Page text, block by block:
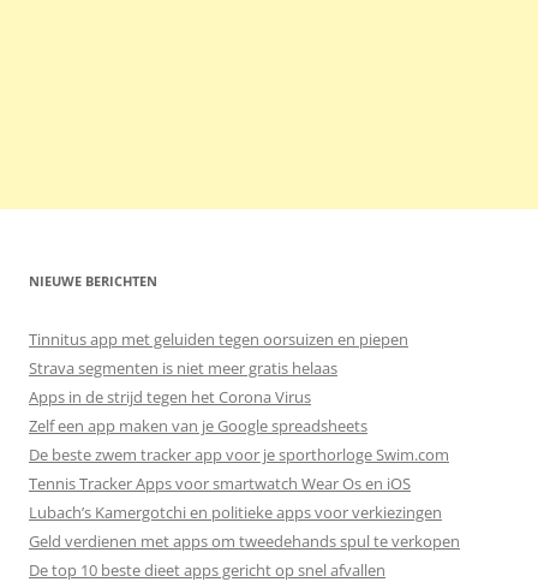
NIEUWE BERICHTEN
Tinnitus app met geluiden tegen oorsuizen en piepen
Strava segmenten is niet meer gratis helaas
Apps in de strijd tegen het Corona Virus
Zelf een app maken van je Google spreadsheets
De beste zwem tracker app voor je sporthorloge Swim.com
Tennis Tracker Apps voor smartwatch Wear Os en iOS
Lubach’s Kamergotchi en politieke apps voor verkiezingen
Geld verdienen met apps om tweedehands spul te verkopen
De top 10 beste dieet apps gericht op snel afvallen